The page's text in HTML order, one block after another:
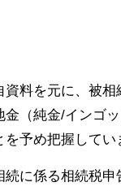
資料を元に、被相
金（純金/インゴ
を予め把握してい
続に係る相続税申